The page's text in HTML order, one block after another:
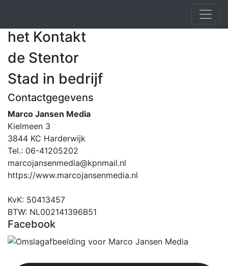
het Kontakt
de Stentor
Stad in bedrijf
Contactgegevens
Marco Jansen Media
Kielmeen 3
3844 KC Harderwijk
Tel.: 06-41205202
marcojansenmedia@kpnmail.nl
https://www.marcojansenmedia.nl
KvK: 50413457
BTW: NL002141396B51
Facebook